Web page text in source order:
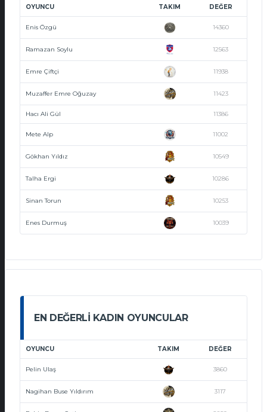
OYUNCU TAKIM DEĞER
Enis Özgü 14360
Ramazan Soylu 12563
Emre Çiftçi 11938
Muzaffer Emre Oğuzay 11423
Hacı Ali Gül 11386
Mete Alp 11002
Gökhan Yıldız 10549
Talha Ergi 10286
Sinan Torun 10253
Enes Durmuş 10039
EN DEĞERLI KADIN OYUNCULAR
OYUNCU TAKIM DEĞER
Pelin Ulaş 3860
Nagihan Buse Yıldırım 3117